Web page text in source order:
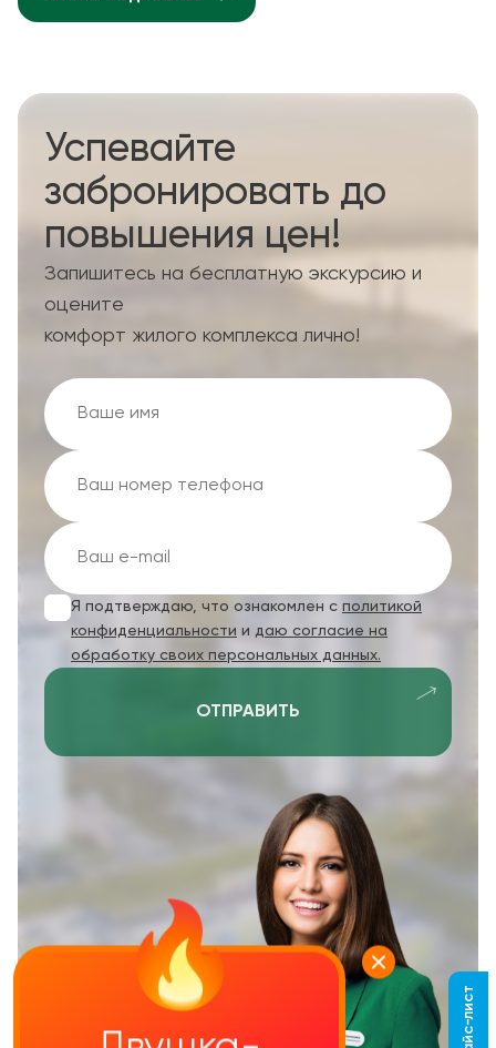
Успевайте
забронировать до
повышения цен!
Запишитесь на бесплатную экскурсию и
оцените
комфорт жилого комплекса лично!
Я подтверждаю, что ознакомлен с политикой
конфиденциальности и даю согласие на
обработку своих персональных данных.
ОТПРАВИТЬ